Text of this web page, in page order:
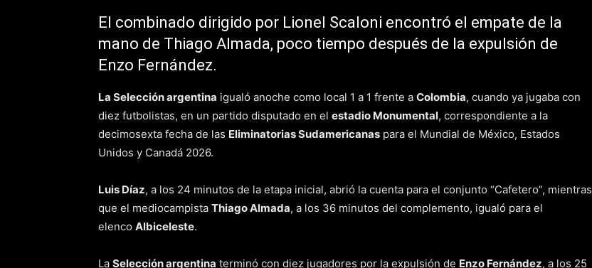
El combinado dirigido por Lionel Scaloni encontró el empate de la
mano de Thiago Almada, poco tiempo después de la expulsión de
Enzo Fernández.
La Selección argentina igualó anoche como local 1 a 1 frente a Colombia, cuando ya jugaba con
diez futbolistas, en un partido disputado en el estadio Monumental, correspondiente a la
decimosexta fecha de las Eliminatorias Sudamericanas para el Mundial de México, Estados
Unidos y Canadá 2026.
Luis Díaz, a los 24 minutos de la etapa inicial, abrió la cuenta para el conjunto “Cafetero”, mientras
que el mediocampista Thiago Almada, a los 36 minutos del complemento, igualó para el
elenco Albiceleste.
La Selección argentina terminó con diez jugadores por la expulsión de Enzo Fernández, a los 25